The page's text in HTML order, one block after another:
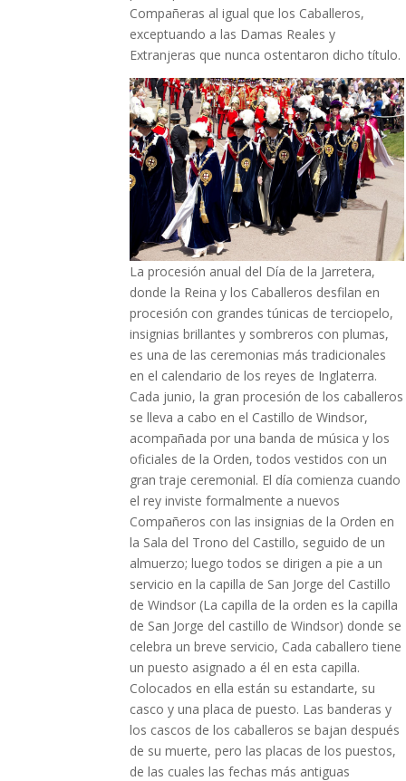
Compañeras al igual que los Caballeros,
exceptuando a las Damas Reales y
Extranjeras que nunca ostentaron dicho título.
La procesión anual del Día de la Jarretera,
donde la Reina y los Caballeros desfilan en
procesión con grandes túnicas de terciopelo,
insignias brillantes y sombreros con plumas,
es una de las ceremonias más tradicionales
en el calendario de los reyes de Inglaterra.
Cada junio, la gran procesión de los caballeros
se lleva a cabo en el Castillo de Windsor,
acompañada por una banda de música y los
oficiales de la Orden, todos vestidos con un
gran traje ceremonial. El día comienza cuando
el rey inviste formalmente a nuevos
Compañeros con las insignias de la Orden en
la Sala del Trono del Castillo, seguido de un
almuerzo; luego todos se dirigen a pie a un
servicio en la capilla de San Jorge del Castillo
de Windsor (La capilla de la orden es la capilla
de San Jorge del castillo de Windsor) donde se
celebra un breve servicio, Cada caballero tiene
un puesto asignado a él en esta capilla.
Colocados en ella están su estandarte, su
casco y una placa de puesto. Las banderas y
los cascos de los caballeros se bajan después
de su muerte, pero las placas de los puestos,
de las cuales las fechas más antiguas